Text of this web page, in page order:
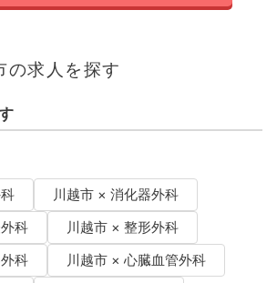
の求人を探す
川越市 × 消化器外科
科
川越市 × 整形外科
科
川越市 × 心臓血管外科